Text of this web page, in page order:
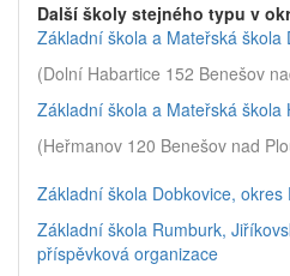
Další školy stejného typu v
Základní škola a Mateřská škola
(Dolní Habartice 152 Benešov
Základní škola a Mateřská škola
(Heřmanov 120 Benešov nad
Základní škola Dobkovice, okres
Základní škola Rumburk,
příspěvková organizace